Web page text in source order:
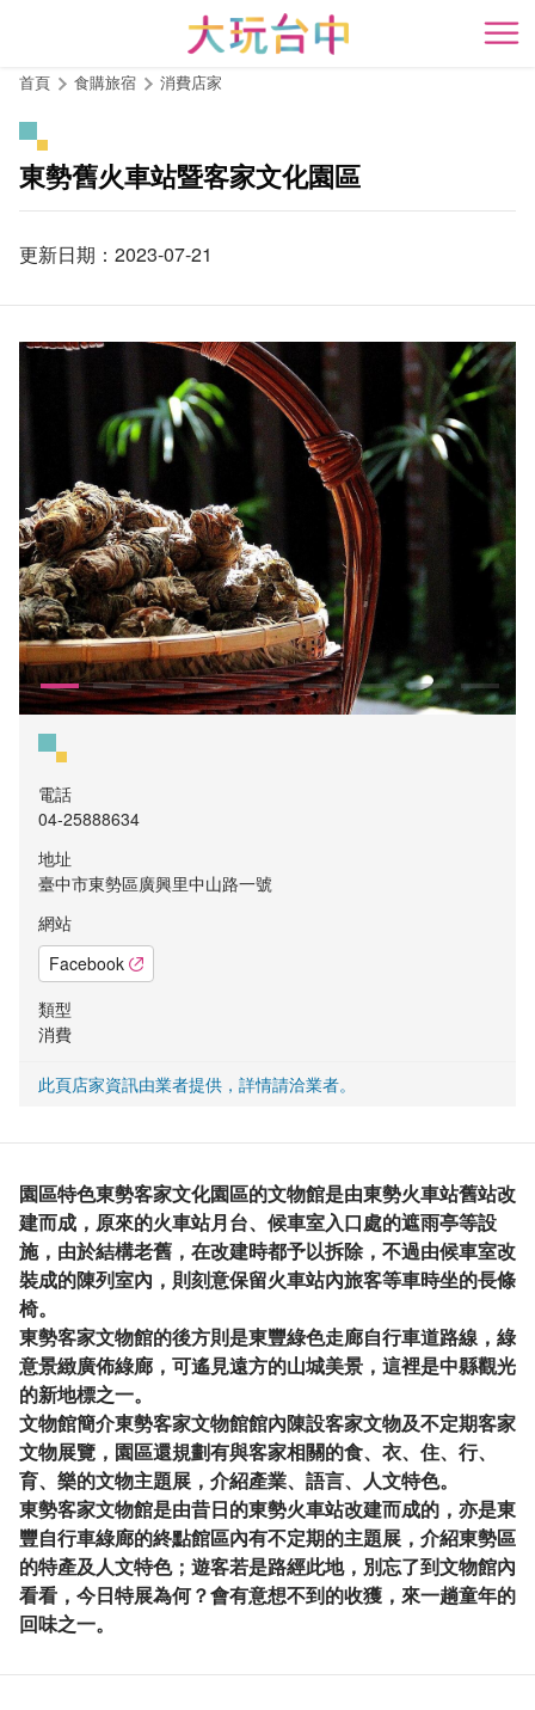
開
首頁 食購旅宿 消費店家
東勢舊火車站暨客家文化園區
更新日期：2023-07-21
電話
04-25888634
地址
臺中市東勢區廣興里中山路一號
網站
Facebook
類型
消費
此頁店家資訊由業者提供，詳情請洽業者。
園區特色東勢客家文化園區的文物館是由東勢火車站舊站改
建而成，原來的火車站月台、候車室入口處的遮雨亭等設
施，由於結構老舊，在改建時都予以拆除，不過由候車室改
裝成的陳列室內，則刻意保留火車站內旅客等車時坐的長條
椅。
東勢客家文物館的後方則是東豐綠色走廊自行車道路線，綠
意景緻廣佈綠廊，可遙見遠方的山城美景，這裡是中縣觀光
的新地標之一。
文物館簡介東勢客家文物館館內陳設客家文物及不定期客家
文物展覽，園區還規劃有與客家相關的食、衣、住、行、
育、樂的文物主題展，介紹產業、語言、人文特色。
東勢客家文物館是由昔日的東勢火車站改建而成的，亦是東
豐自行車綠廊的終點館區內有不定期的主題展，介紹東勢區
的特產及人文特色；遊客若是路經此地，別忘了到文物館內
看看，今日特展為何？會有意想不到的收獲，來一趟童年的
回味之一。